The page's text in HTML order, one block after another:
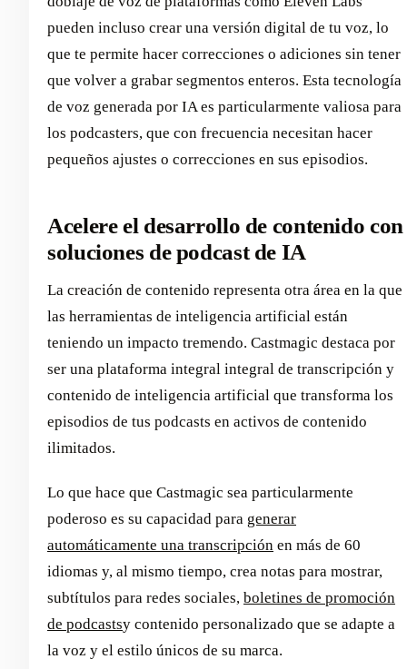
pueden incluso crear una versión digital de tu voz, lo
que te permite hacer correcciones o adiciones sin tener
que volver a grabar segmentos enteros. Esta tecnología
de voz generada por IA es particularmente valiosa para
los podcasters, que con frecuencia necesitan hacer
pequeños ajustes o correcciones en sus episodios.
Acelere el desarrollo de contenido con
soluciones de podcast de IA
La creación de contenido representa otra área en la que
las herramientas de inteligencia artificial están
teniendo un impacto tremendo. Castmagic destaca por
ser una plataforma integral integral de transcripción y
contenido de inteligencia artificial que transforma los
episodios de tus podcasts en activos de contenido
ilimitados.
Lo que hace que Castmagic sea particularmente
poderoso es su capacidad para generar
automáticamente una transcripción en más de 60
idiomas y, al mismo tiempo, crea notas para mostrar,
subtítulos para redes sociales, boletines de promoción
de podcastsy contenido personalizado que se adapte a
la voz y el estilo únicos de su marca.